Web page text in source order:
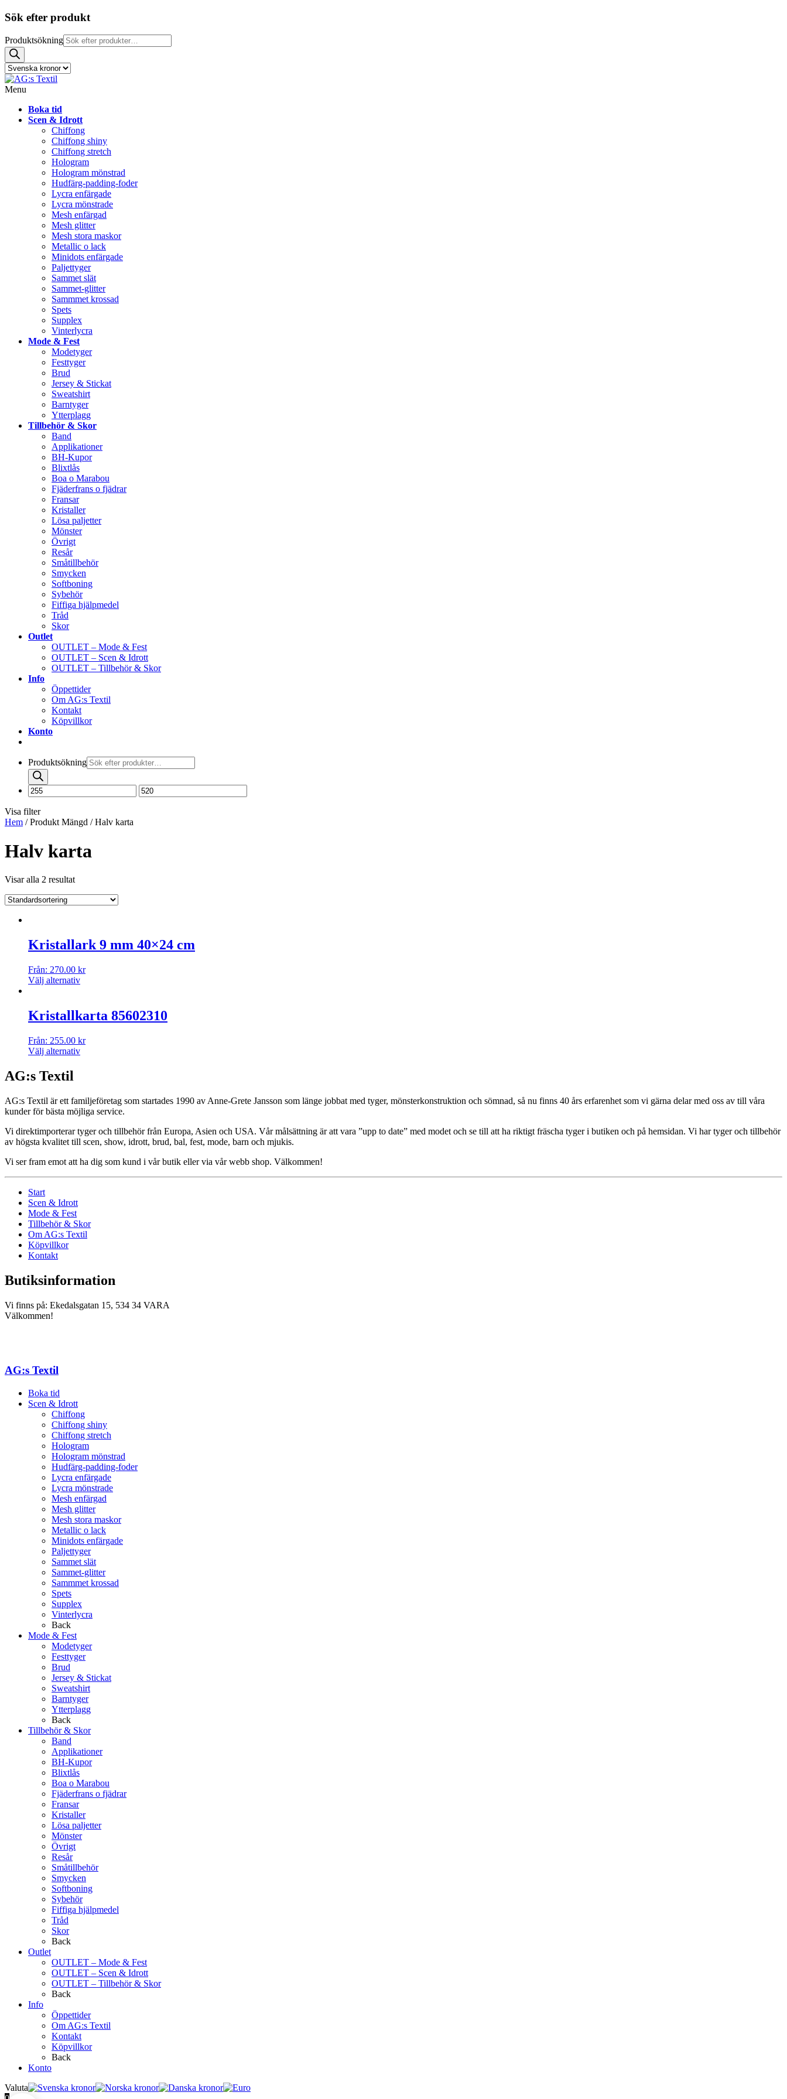
Sök efter produkt
Produktsökning
Menu
Boka tid
Scen & Idrott
Chiffong
Chiffong shiny
Chiffong stretch
Hologram
Hologram mönstrad
Hudfärg-padding-foder
Lycra enfärgade
Lycra mönstrade
Mesh enfärgad
Mesh glitter
Mesh stora maskor
Metallic o lack
Minidots enfärgade
Paljettyger
Sammet slät
Sammet-glitter
Sammmet krossad
Spets
Supplex
Vinterlycra
Mode & Fest
Modetyger
Festtyger
Brud
Jersey & Stickat
Sweatshirt
Barntyger
Ytterplagg
Tillbehör & Skor
Band
Applikationer
BH-Kupor
Blixtlås
Boa o Marabou
Fjäderfrans o fjädrar
Fransar
Kristaller
Lösa paljetter
Mönster
Övrigt
Resår
Småtillbehör
Smycken
Softboning
Sybehör
Fiffiga hjälpmedel
Tråd
Skor
Outlet
OUTLET – Mode & Fest
OUTLET – Scen & Idrott
OUTLET – Tillbehör & Skor
Info
Öppettider
Om AG:s Textil
Kontakt
Köpvillkor
Konto
Produktsökning
Visa filter
Hem / Produkt Mängd / Halv karta
Halv karta
Visar alla 2 resultat
Kristallark 9 mm 40×24 cm
Från: 270.00 kr
Välj alternativ
Kristallkarta 85602310
Från: 255.00 kr
Välj alternativ
AG:s Textil
AG:s Textil är ett familjeföretag som startades 1990 av Anne-Grete Jansson som länge jobbat med tyger, mönsterkonstruktion och sömnad, så nu finns 40 års erfarenhet som vi gärna delar med oss av till våra
kunder för bästa möjliga service.
Vi direktimporterar tyger och tillbehör från Europa, Asien och USA. Vår målsättning är att vara ”upp to date” med modet och se till att ha riktigt fräscha tyger i butiken och på hemsidan. Vi har tyger och tillbehör
av högsta kvalitet till scen, show, idrott, brud, bal, fest, mode, barn och mjukis.
Vi ser fram emot att ha dig som kund i vår butik eller via vår webb shop. Välkommen!
Start
Scen & Idrott
Mode & Fest
Tillbehör & Skor
Om AG:s Textil
Köpvillkor
Kontakt
Butiksinformation
Vi finns på: Ekedalsgatan 15, 534 34 VARA
Välkommen!
AG:s Textil
Boka tid
Scen & Idrott
Chiffong
Chiffong shiny
Chiffong stretch
Hologram
Hologram mönstrad
Hudfärg-padding-foder
Lycra enfärgade
Lycra mönstrade
Mesh enfärgad
Mesh glitter
Mesh stora maskor
Metallic o lack
Minidots enfärgade
Paljettyger
Sammet slät
Sammet-glitter
Sammmet krossad
Spets
Supplex
Vinterlycra
Back
Mode & Fest
Modetyger
Festtyger
Brud
Jersey & Stickat
Sweatshirt
Barntyger
Ytterplagg
Back
Tillbehör & Skor
Band
Applikationer
BH-Kupor
Blixtlås
Boa o Marabou
Fjäderfrans o fjädrar
Fransar
Kristaller
Lösa paljetter
Mönster
Övrigt
Resår
Småtillbehör
Smycken
Softboning
Sybehör
Fiffiga hjälpmedel
Tråd
Skor
Back
Outlet
OUTLET – Mode & Fest
OUTLET – Scen & Idrott
OUTLET – Tillbehör & Skor
Back
Info
Öppettider
Om AG:s Textil
Kontakt
Köpvillkor
Back
Konto
Valuta